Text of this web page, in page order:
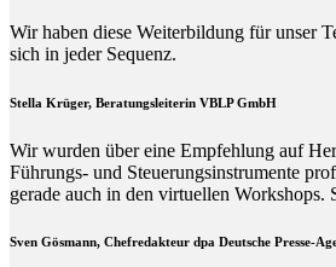
Wir haben diese Weiterbildung für unser
sich in jeder Sequenz.
Stella Krüger, Beratungsleiterin VBLP GmbH
Wir wurden über eine Empfehlung auf
Führungs- und Steuerungsinstrumente
gerade auch in den virtuellen Workshops.
Sven Gösmann, Chefredakteur dpa Deutsche Presse-